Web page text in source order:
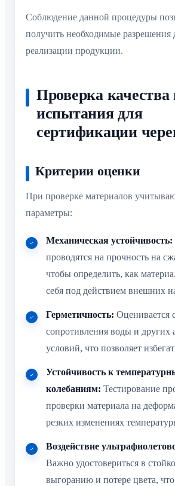
Соблюдение данной процедуры
получить необходимые разрешения
реализации продукции.
Проверка качества
испытания для
сертификации
Критерии оценки
При проверке материалов
параметры:
Механическая устойчивость:
проводятся на прочность на
чтобы определить, как
себя под действием внешних
Герметичность: Оценивается
сопротивления воды и других
условий, что позволяет
Устойчивость к
колебаниям: Тестирование
проверки материала на
резких изменениях
Воздействие
Важно удостовериться в
выгоранию и потере цвета,